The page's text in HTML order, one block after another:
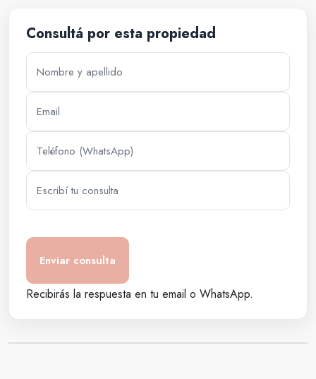
Consultá por esta propiedad
Recibirás la respuesta en tu email o WhatsApp.